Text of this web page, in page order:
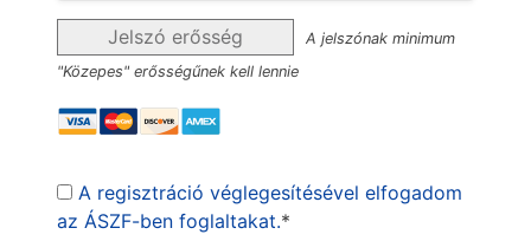
Jelszó erősség
A jelszónak minimum
"Közepes" erősségűnek kell lennie
A regisztráció véglegesítésével elfogadom
az ÁSZF-ben foglaltakat.*